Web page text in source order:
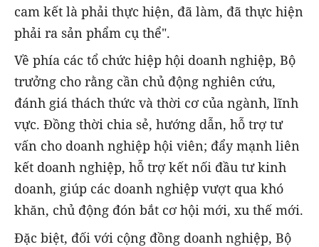
cam kết là phải thực hiện, đã làm, đã thực hiện
phải ra sản phẩm cụ thể".
Về phía các tổ chức hiệp hội doanh nghiệp, Bộ
trưởng cho rằng cần chủ động nghiên cứu,
đánh giá thách thức và thời cơ của ngành, lĩnh
vực. Đồng thời chia sẻ, hướng dẫn, hỗ trợ tư
vấn cho doanh nghiệp hội viên; đẩy mạnh liên
kết doanh nghiệp, hỗ trợ kết nối đầu tư kinh
doanh, giúp các doanh nghiệp vượt qua khó
khăn, chủ động đón bắt cơ hội mới, xu thế mới.
Đặc biệt, đối với cộng đồng doanh nghiệp, Bộ